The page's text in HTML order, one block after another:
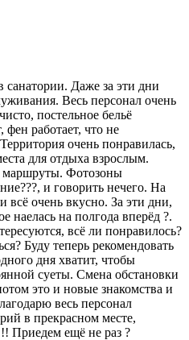
Даже за эти дни
Весь персонал очень
постельное бельё
фен работает, что не
очень понравилась,
для отдыха взрослым.
Фотозоны
и говорить нечего. На
очень вкусно. За эти дни,
наелась на полгода вперёд ?.
всё ли понравилось?
Буду теперь рекомендовать
дня хватит, чтобы
суеты. Смена обстановки
это и новые знакомства и
весь персонал
в прекрасном месте,
Приедем ещё не раз ?